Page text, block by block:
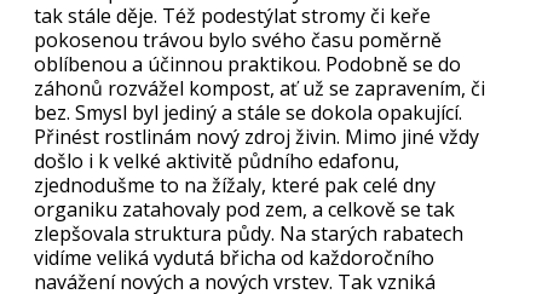
tak stále děje. Též podestýlat stromy či keře
pokosenou trávou bylo svého času poměrně
oblíbenou a účinnou praktikou. Podobně se do
záhonů rozvážel kompost, ať už se zapravením, či
bez. Smysl byl jediný a stále se dokola opakující.
Přinést rostlinám nový zdroj živin. Mimo jiné vždy
došlo i k velké aktivitě půdního edafonu,
zjednodušme to na žížaly, které pak celé dny
organiku zatahovaly pod zem, a celkově se tak
zlepšovala struktura půdy. Na starých rabatech
vidíme veliká vydutá břicha od každoročního
navážení nových a nových vrstev. Tak vzniká